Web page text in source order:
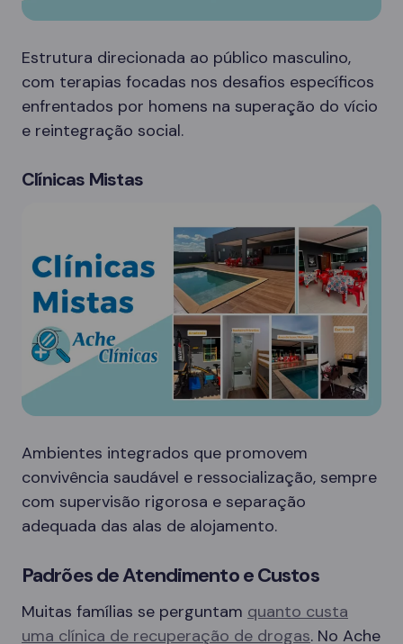
Estrutura direcionada ao público masculino,
com terapias focadas nos desafios específicos
enfrentados por homens na superação do vício
e reintegração social.
Clínicas Mistas
Ambientes integrados que promovem
convivência saudável e ressocialização, sempre
com supervisão rigorosa e separação
adequada das alas de alojamento.
Padrões de Atendimento e Custos
Muitas famílias se perguntam quanto custa
uma clínica de recuperação de drogas. No Ache